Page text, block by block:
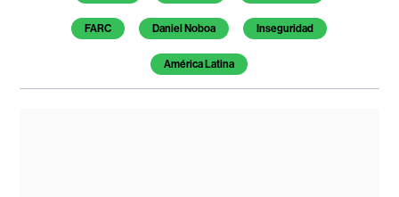
FARC Daniel Noboa Inseguridad
América Latina